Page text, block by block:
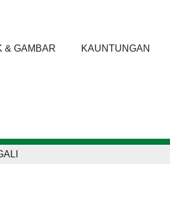
& GAMBAR KAUNTUNGAN